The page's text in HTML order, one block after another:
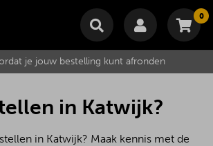
0
is momenteel leeg.
Subtotaal €
Wijzig winkelmand Bestellen
je jouw bestelling kunt afronden
in Katwijk?
in Katwijk? Maak kennis met de